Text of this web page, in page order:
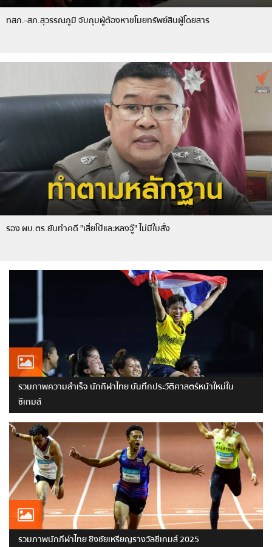
ทสภ.-สภ.สุวรรณภูมิ จับกุมผู้ต้องหาขโมยทรัพย์สินผู้โดยสาร
รอง ผบ.ตร.ยันทำคดี "เสี่ยโป้และหลงจู๊" ไม่มีใบสั่ง
รวมภาพความสำเร็จ นักกีฬาไทย บันทึกประวัติศาสตร์หน้าใหม่ใน
ซีเกมส์
รวมภาพนักกีฬาไทย ชิงชัยเหรียญรางวัลซีเกมส์ 2025